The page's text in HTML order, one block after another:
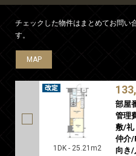
チェックした物件はまとめてお問い
す。
MAP
1DK - 25.21m2
部屋
管理
敷/礼
仲介/
向き/
MAP
MAP
MAP
MAP